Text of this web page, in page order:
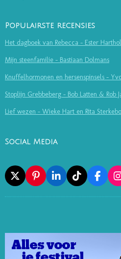
Populairste recensies
Het dagboek van Rebecca - Ester
Mijn steenfamilie - Bastiaan Dolmans
Knuffelhormonen en hersenspinsels -
Stoplijn Grebbeberg - Bob Latten & Rob
Lief wezen - Wieke Hart en Rita
Social Media
X
P
I
N
E
S
T
L
I
N
I
N
T
I
K
F
A
C
O
I
N
S